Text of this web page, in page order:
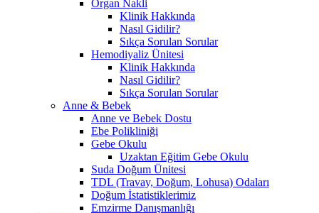
Organ Nakli
Klinik Hakkında
Nasıl Gidilir?
Sıkça Sorulan Sorular
Hemodiyaliz Ünitesi
Klinik Hakkında
Nasıl Gidilir?
Sıkça Sorulan Sorular
Anne & Bebek
Anne ve Bebek Dostu
Ebe Polikliniği
Gebe Okulu
Uzaktan Eğitim Gebe Okulu
Suda Doğum Ünitesi
TDL (Travay, Doğum, Lohusa) Odaları
Doğum İstatistiklerimiz
Emzirme Danışmanlığı